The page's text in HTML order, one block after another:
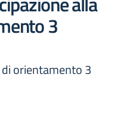
3
orientamento 3